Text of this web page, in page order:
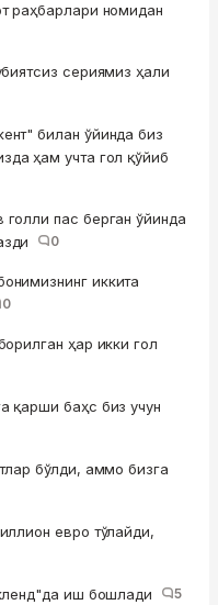
раҳбарлари номидан
сериямиз ҳали
билан ўйинда биз
ҳам учта гол қўйиб
пас берган ўйинда
0
иккита
0
ҳар икки гол
қарши баҳс биз учун
бўлди, аммо бизга
евро тўлайди,
иш бошлади 5